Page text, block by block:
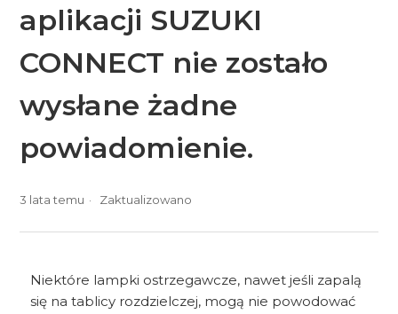
aplikacji SUZUKI
CONNECT nie zostało
wysłane żadne
powiadomienie.
3 lata temu Zaktualizowano
Niektóre lampki ostrzegawcze, nawet jeśli zapalą
się na tablicy rozdzielczej, mogą nie powodować